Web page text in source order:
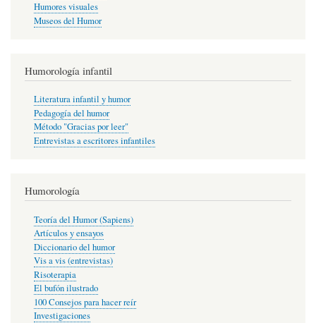
Humores visuales
Museos del Humor
Humorología infantil
Literatura infantil y humor
Pedagogía del humor
Método "Gracias por leer"
Entrevistas a escritores infantiles
Humorología
Teoría del Humor (Sapiens)
Artículos y ensayos
Diccionario del humor
Vis a vis (entrevistas)
Risoterapia
El bufón ilustrado
100 Consejos para hacer reír
Investigaciones